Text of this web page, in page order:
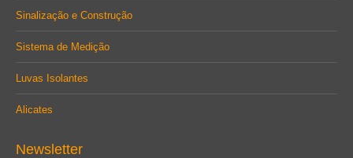
Sinalização e Construção
Sistema de Medição
Luvas Isolantes
Alicates
Newsletter